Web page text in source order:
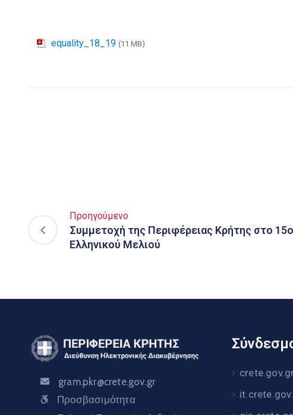
equality_18_19 (11 MB)
Προηγούμενο
Συμμετοχή της Περιφέρειας Κρήτης στο
Ελληνικού Μελιού
gram.pkr@crete.gov.gr
Προσβασιμότητα